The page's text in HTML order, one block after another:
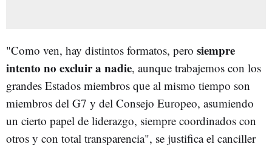
"Como ven, hay distintos formatos, pero siempre
intento no excluir a nadie, aunque trabajemos con los
grandes Estados miembros que al mismo tiempo son
miembros del G7 y del Consejo Europeo, asumiendo
un cierto papel de liderazgo, siempre coordinados con
otros y con total transparencia", se justifica el canciller